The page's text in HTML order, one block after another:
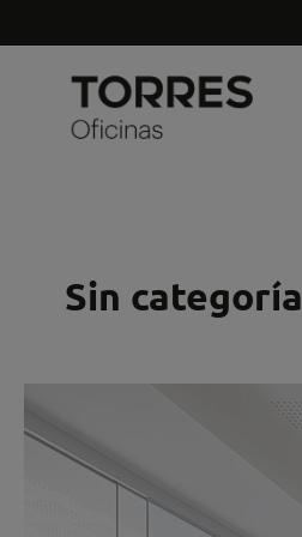
al
contenido
Sin categoría
Volvemos